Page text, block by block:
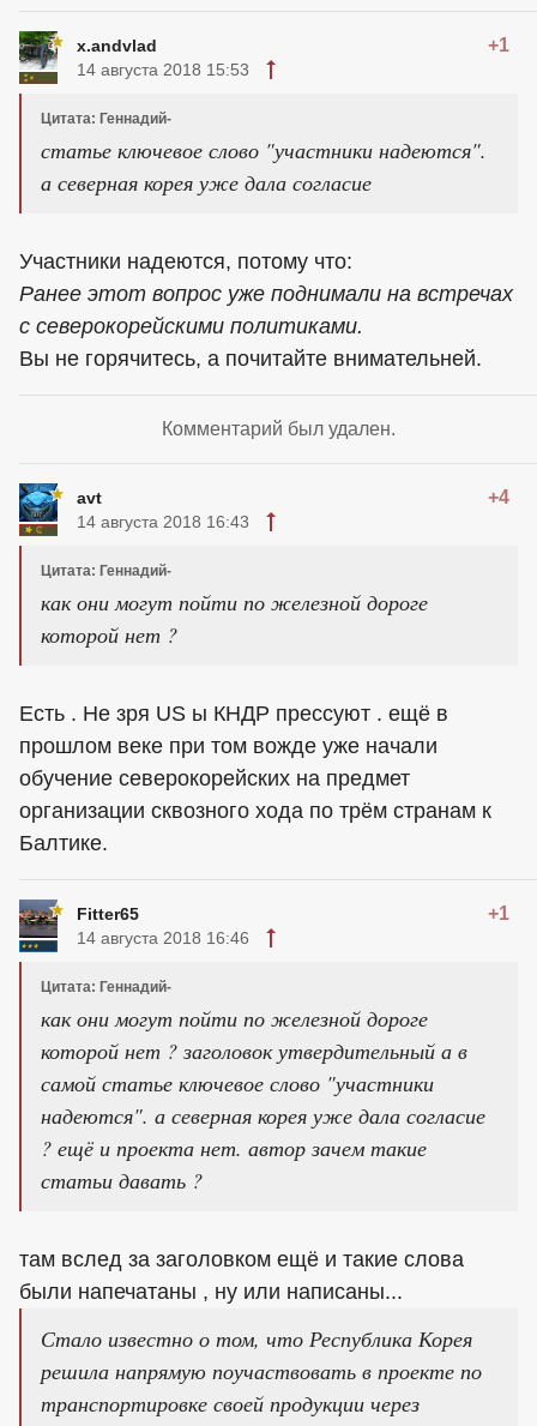
x.andvlad +1
14 августа 2018 15:53
Цитата: Геннадий-
статье ключевое слово "участники надеются".
а северная корея уже дала согласие
Участники надеются, потому что:
Ранее этот вопрос уже поднимали на встречах
с северокорейскими политиками.
Вы не горячитесь, а почитайте внимательней.
Комментарий был удален.
avt +4
14 августа 2018 16:43
Цитата: Геннадий-
как они могут пойти по железной дороге
которой нет ?
Есть . Не зря US ы КНДР прессуют . ещё в
прошлом веке при том вожде уже начали
обучение северокорейских на предмет
организации сквозного хода по трём странам к
Балтике.
Fitter65 +1
14 августа 2018 16:46
Цитата: Геннадий-
как они могут пойти по железной дороге
которой нет ? заголовок утвердительный а в
самой статье ключевое слово "участники
надеются". а северная корея уже дала согласие
? ещё и проекта нет. автор зачем такие
статьи давать ?
там вслед за заголовком ещё и такие слова
были напечатаны , ну или написаны...
Стало известно о том, что Республика Корея
решила напрямую поучаствовать в проекте по
транспортировке своей продукции через